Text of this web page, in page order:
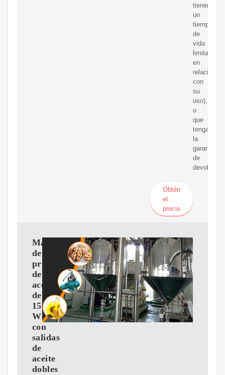
tienen
un
tiempo
de
vida
limitado,
en
relación
con
su
uso),
o
que
tengamos
la
garantía
de
devolución
Obtén
el
precio
Máquina
de
prensa
de
aceite
de
1500
W
con
salidas
de
aceite
dobles